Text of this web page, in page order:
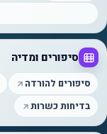
סיפורים ומדיה
סיפורים להורדה
בדיחות כשרות